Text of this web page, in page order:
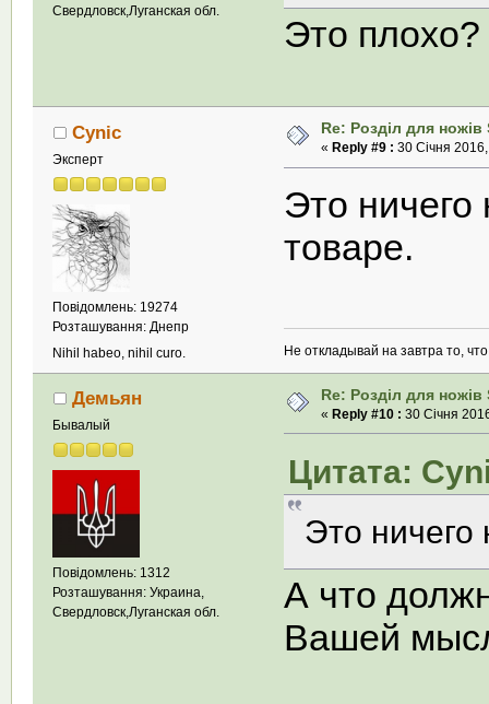
Свердловск,Луганская обл.
Это плохо?
Cynic
Эксперт
Повідомлень: 19274
Розташування: Днепр
Nihil habeo, nihil curo.
Re: Розділ для ножів
« Reply #9 : 30 Січня
Это ничего
товаре.
Не откладывай на завтра то,
Демьян
Бывалый
Повідомлень: 1312
Розташування: Украина,
Свердловск,Луганская обл.
Re: Розділ для ножів
« Reply #10 : 30 Січня
Цитата:
Это ничего
А что
Вашей